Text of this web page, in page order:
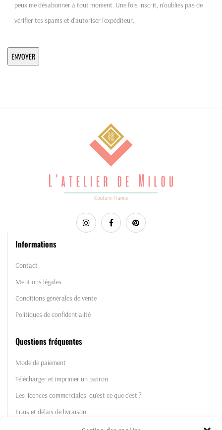
peux me désabonner à tout moment. Une fois inscrit, n'oublies pas de
vérifier tes spams et d'autoriser l'expéditeur.
Informations
Contact
Mentions légales
Conditions générales de vente
Politiques de confidentialité
Questions fréquentes
Mode de paiement
Télécharger et imprimer un patron
Les licences commerciales, qu'est ce que c'est ?
Frais et délais de livraison